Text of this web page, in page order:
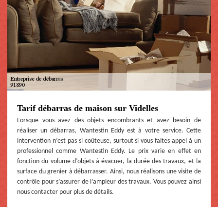
Tarif débarras de maison sur Videlles
Lorsque vous avez des objets encombrants et avez besoin de
réaliser un débarras, Wantestin Eddy est à votre service. Cette
intervention n’est pas si coûteuse, surtout si vous faites appel à un
professionnel comme Wantestin Eddy. Le prix varie en effet en
fonction du volume d’objets à évacuer, la durée des travaux, et la
surface du grenier à débarrasser. Ainsi, nous réalisons une visite de
contrôle pour s’assurer de l’ampleur des travaux. Vous pouvez ainsi
nous contacter pour plus de détails.